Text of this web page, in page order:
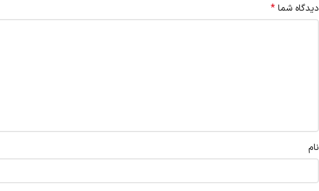
دیدگاه شما *
نام